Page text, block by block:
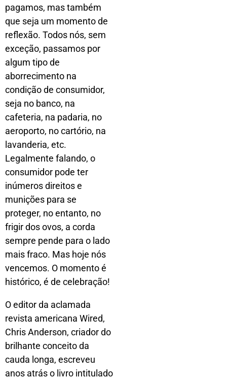
pagamos, mas também
que seja um momento de
reflexão. Todos nós, sem
exceção, passamos por
algum tipo de
aborrecimento na
condição de consumidor,
seja no banco, na
cafeteria, na padaria, no
aeroporto, no cartório, na
lavanderia, etc.
Legalmente falando, o
consumidor pode ter
inúmeros direitos e
munições para se
proteger, no entanto, no
frigir dos ovos, a corda
sempre pende para o lado
mais fraco. Mas hoje nós
vencemos. O momento é
histórico, é de celebração!
O editor da aclamada
revista americana Wired,
Chris Anderson, criador do
brilhante conceito da
cauda longa, escreveu
anos atrás o livro intitulado